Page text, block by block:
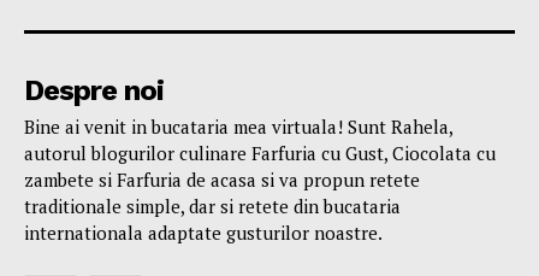
Despre noi
Bine ai venit in bucataria mea virtuala! Sunt Rahela,
autorul blogurilor culinare Farfuria cu Gust, Ciocolata cu
zambete si Farfuria de acasa si va propun retete
traditionale simple, dar si retete din bucataria
internationala adaptate gusturilor noastre.